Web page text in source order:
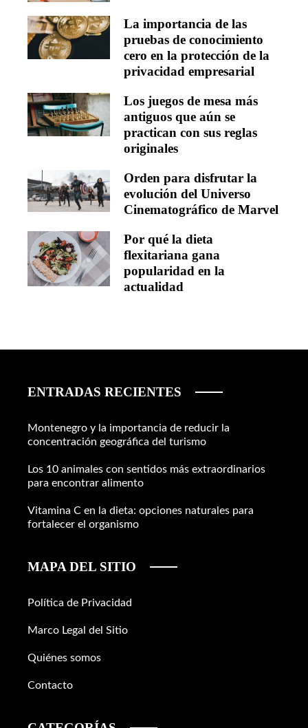
La importancia de las
pruebas de conocimiento
cero en la protección de la
privacidad empresarial
Los juegos de mesa más
antiguos que aún se
practican con sus reglas
originales
Orden para disfrutar la
evolución del Universo
Cinematográfico de Marvel
Por qué la dieta
flexitariana gana
popularidad en la
actualidad
ENTRADAS RECIENTES
Montenegro y la importancia de reducir la
concentración geográfica del turismo
Los 10 animales con sentidos más extraordinarios
para encontrar alimento
Vitamina C en la dieta: opciones naturales para
fortalecer el organismo
MAPA DEL SITIO
Política de Privacidad
Marco Legal del Sitio
Quiénes somos
Contacto